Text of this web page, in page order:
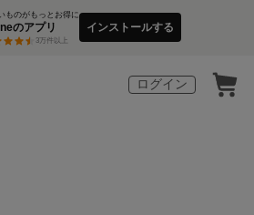
ものがもっとお得に
のアプリ
3万件以上
インストールする
ログイン